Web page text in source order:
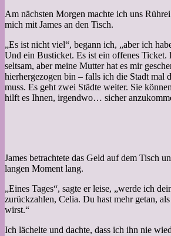
Am nächsten Morgen machte ich uns
mich mit James an den Tisch.
„Es ist nicht viel“, begann ich, „aber ich
Und ein Busticket. Es ist ein offenes
seltsam, aber meine Mutter hat es mir
hierhergezogen bin – falls ich die Stadt mal
muss. Es geht zwei Städte weiter. Sie
hilft es Ihnen, irgendwo… sicher
James betrachtete das Geld auf dem Tisch
langen Moment lang.
„Eines Tages“, sagte er leise, „werde ich
zurückzahlen, Celia. Du hast mehr getan,
wirst.“
Ich lächelte und dachte, dass ich ihn nie